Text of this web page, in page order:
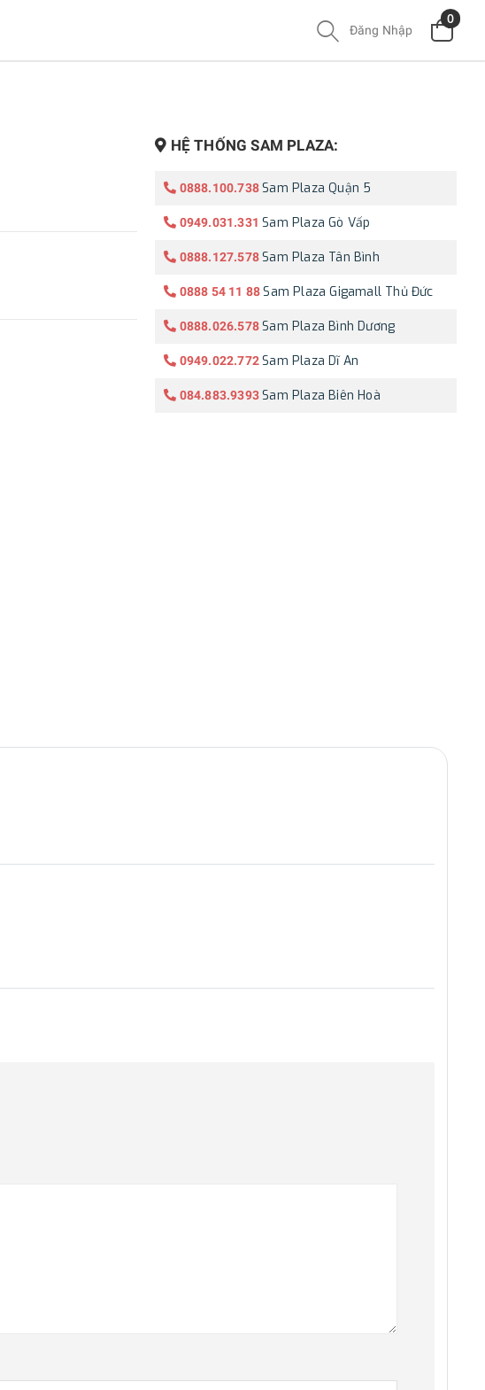
Đăng Nhập
0
HỆ THỐNG SAM PLAZA:
0888.100.738 Sam Plaza Quận 5
0949.031.331 Sam Plaza Gò Vấp
0888.127.578 Sam Plaza Tân Bình
0888 54 11 88 Sam Plaza Gigamall Thủ Đức
0888.026.578 Sam Plaza Bình Dương
0949.022.772 Sam Plaza Dĩ An
084.883.9393 Sam Plaza Biên Hoà